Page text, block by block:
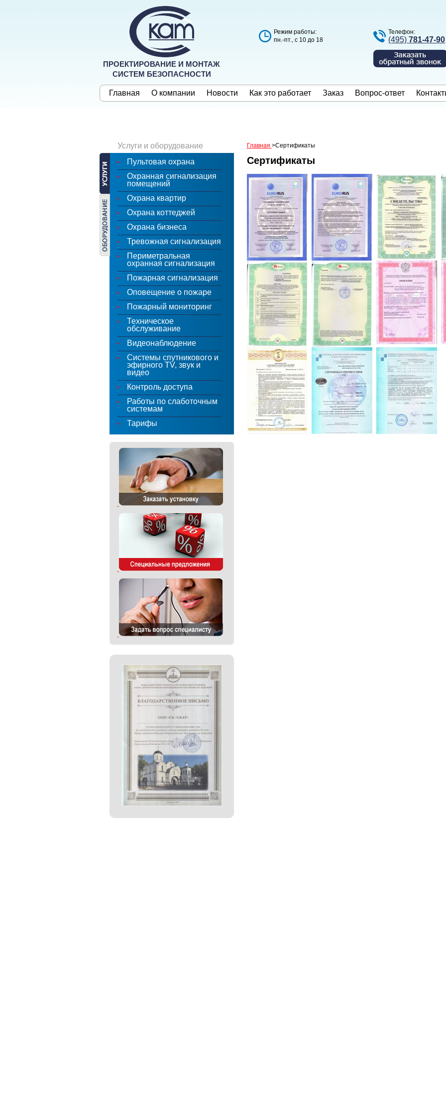
ПРОЕКТИРОВАНИЕ И МОНТАЖ
СИСТЕМ БЕЗОПАСНОСТИ
Режим работы:
пн.-пт., с 10 до 18
Телефон:
(495)781-47-90
Главная О компании Новости Как это работает Заказ Вопрос-ответ
Услуги и оборудование
Пультовая охрана
Охранная сигнализация
помещений
Охрана квартир
Охрана коттеджей
Охрана бизнеса
Тревожная сигнализация
Периметральная
охранная сигнализация
Пожарная сигнализация
Оповещение о пожаре
Пожарный мониторинг
Техническое
обслуживание
Видеонаблюдение
Системы спутникового и
эфирного TV, звук и
видео
Контроль доступа
Работы по слаботочным
системам
Тарифы
Главная >Сертификаты
Сертификаты